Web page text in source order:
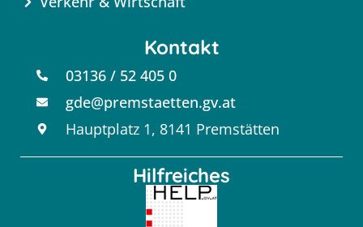
Kontakt
03136 / 52 405 0
gde@premstaetten.gv.at
Hauptplatz 1, 8141 Premstätten
Hilfreiches